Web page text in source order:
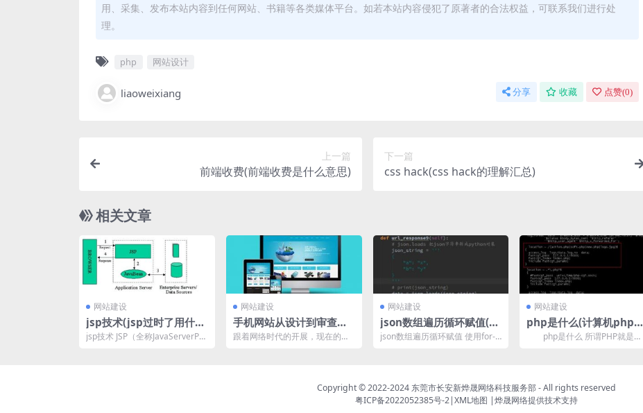
用、采集、发布本站内容到任何网站、书籍等各类媒体平台。如若本站内容侵犯了原著者的合法权益，可联系我们进行处
理。
php 网站设计
liaoweixiang 分享 收藏 点赞(0)
上一篇
前端收费(前端收费是什么意思)
下一篇
css hack(css hack的理解汇总)
相关文章
网站建设
jsp技术(jsp过时了用什么
代替啊)
jsp技术 JSP（全称JavaServerPa
网站建设
手机网站从设计到审查都
要做什么
跟着网络时代的开展，现在的用
网站建设
json数组遍历循环赋值(代
码示例)
json数组遍历循环赋值 使用for-i
网站建设
php是什么(计算机php是
什么意思)
php是什么 所谓PHP就是传
Copyright © 2022-2024 东莞市长安新烨晟网络科技服务部- All rights reserved
粤ICP备2022052385号-2|XML地图 |烨晟网络提供技术支持